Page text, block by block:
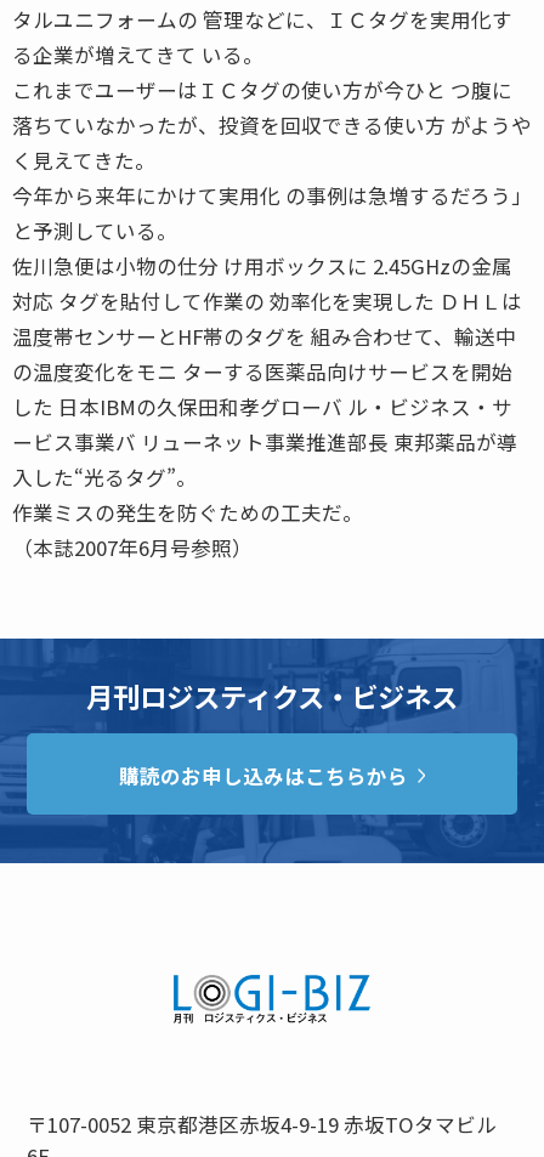
タルユニフォームの 管理などに、ＩＣタグを実用化す
る企業が増えてきて いる。
これまでユーザーはＩＣタグの使い方が今ひと つ腹に
落ちていなかったが、投資を回収できる使い方 がようや
く見えてきた。
今年から来年にかけて実用化 の事例は急増するだろう」
と予測している。
佐川急便は小物の仕分 け用ボックスに 2.45GHzの金属
対応 タグを貼付して作業の 効率化を実現した ＤＨＬは
温度帯センサーとHF帯のタグを 組み合わせて、輸送中
の温度変化をモニ ターする医薬品向けサービスを開始
した 日本IBMの久保田和孝グローバ ル・ビジネス・サ
ービス事業バ リューネット事業推進部長 東邦薬品が導
入した“光るタグ”。
作業ミスの発生を防ぐための工夫だ。
（本誌2007年6月号参照）
月刊ロジスティクス・ビジネス
購読のお申し込みはこちらから
〒107-0052 東京都港区赤坂4-9-19 赤坂TOタマビル